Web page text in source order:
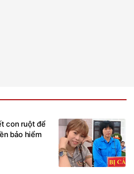
con ruột để
bảo hiểm